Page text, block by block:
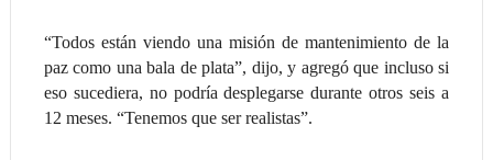
“Todos están viendo una misión de mantenimiento de la
paz como una bala de plata”, dijo, y agregó que incluso si
eso sucediera, no podría desplegarse durante otros seis a
12 meses. “Tenemos que ser realistas”.